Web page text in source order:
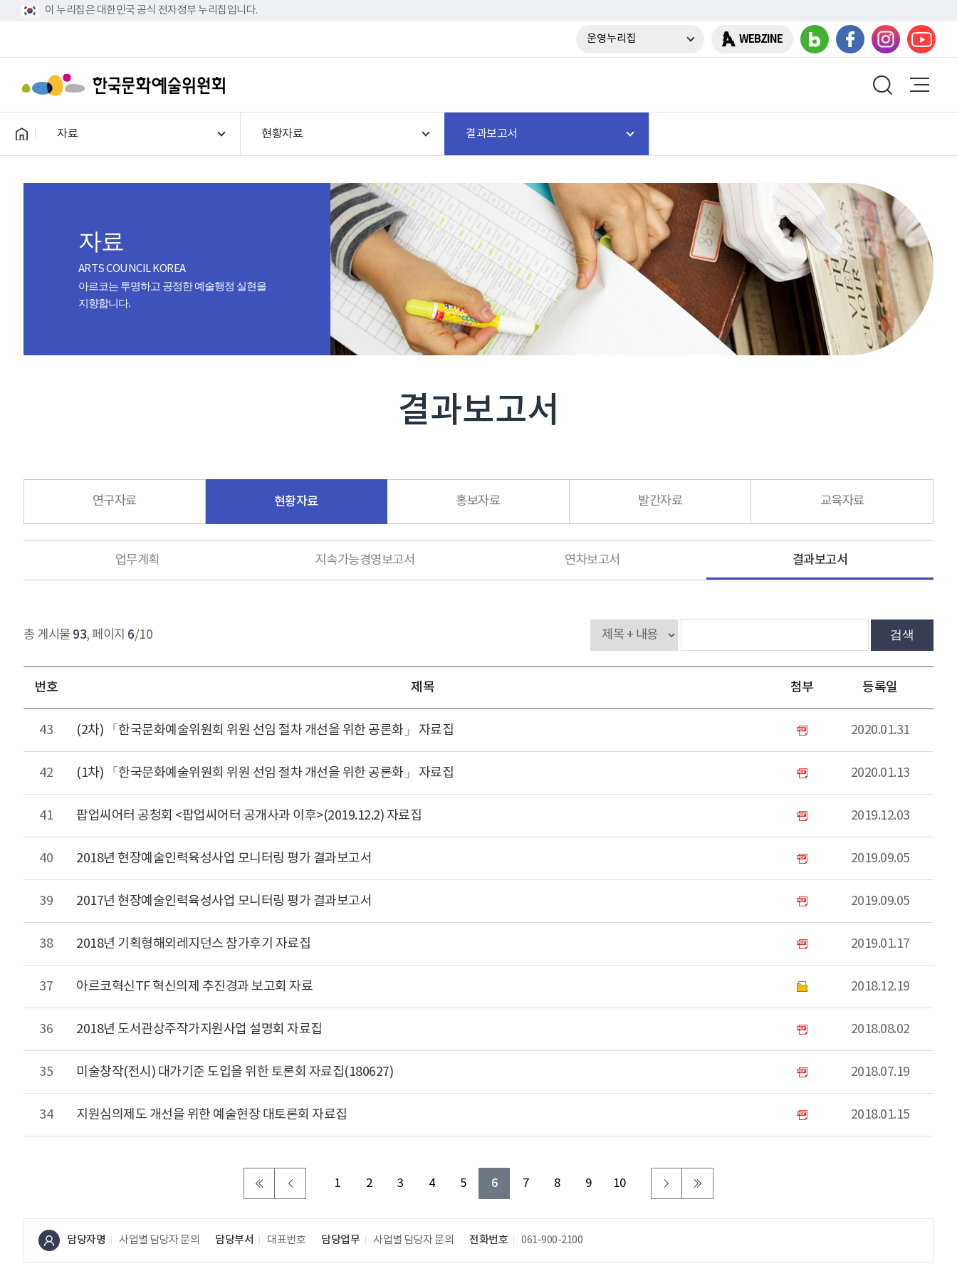
이 누리집은 대한민국 공식 전자정부 누리집입니다.
운영누리집 WEBZINE
자료 현황자료 결과보고서
자료
ARTS COUNCIL KOREA
아르코는 투명하고 공정한 예술행정 실현을
지향합니다.
결과보고서
연구자료 현황자료 홍보자료 발간자료 교육자료
업무계획 지속가능경영보고서 연차보고서 결과보고서
총 게시물 93, 페이지 6/10 검색
번호 제목 첨부 등록일
43 (2차) 「한국문화예술위원회 위원 선임 절차 개선을 위한 공론화」 자료집 2020.01.31
42 (1차) 「한국문화예술위원회 위원 선임 절차 개선을 위한 공론화」 자료집 2020.01.13
41 팝업씨어터 공청회 <팝업씨어터 공개사과 이후>(2019.12.2) 자료집 2019.12.03
40 2018년 현장예술인력육성사업 모니터링 평가 결과보고서 2019.09.05
39 2017년 현장예술인력육성사업 모니터링 평가 결과보고서 2019.09.05
38 2018년 기획형해외레지던스 참가후기 자료집 2019.01.17
37 아르코혁신TF 혁신의제 추진경과 보고회 자료 2018.12.19
36 2018년 도서관상주작가지원사업 설명회 자료집 2018.08.02
35 미술창작(전시) 대가기준 도입을 위한 토론회 자료집(180627) 2018.07.19
34 지원심의제도 개선을 위한 예술현장 대토론회 자료집 2018.01.15
1 2 3 4 5 6 7 8 9 10
담당자명 사업별 담당자 문의 담당부서 대표번호 담당업무 사업별 담당자 문의 전화번호 061-900-2100